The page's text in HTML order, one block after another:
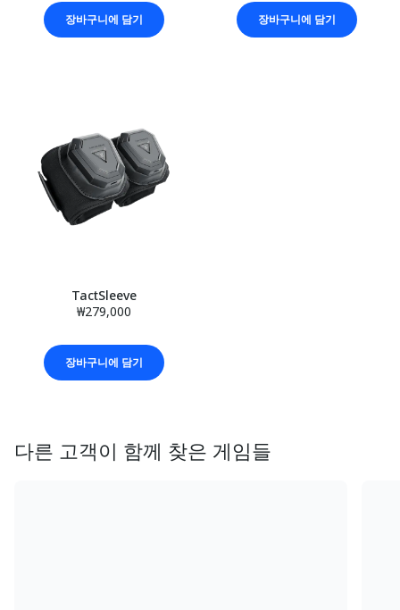
장바구니에 담기 장바구니에 담기
TactSleeve
₩279,000
장바구니에 담기
다른 고객이 함께 찾은 게임들